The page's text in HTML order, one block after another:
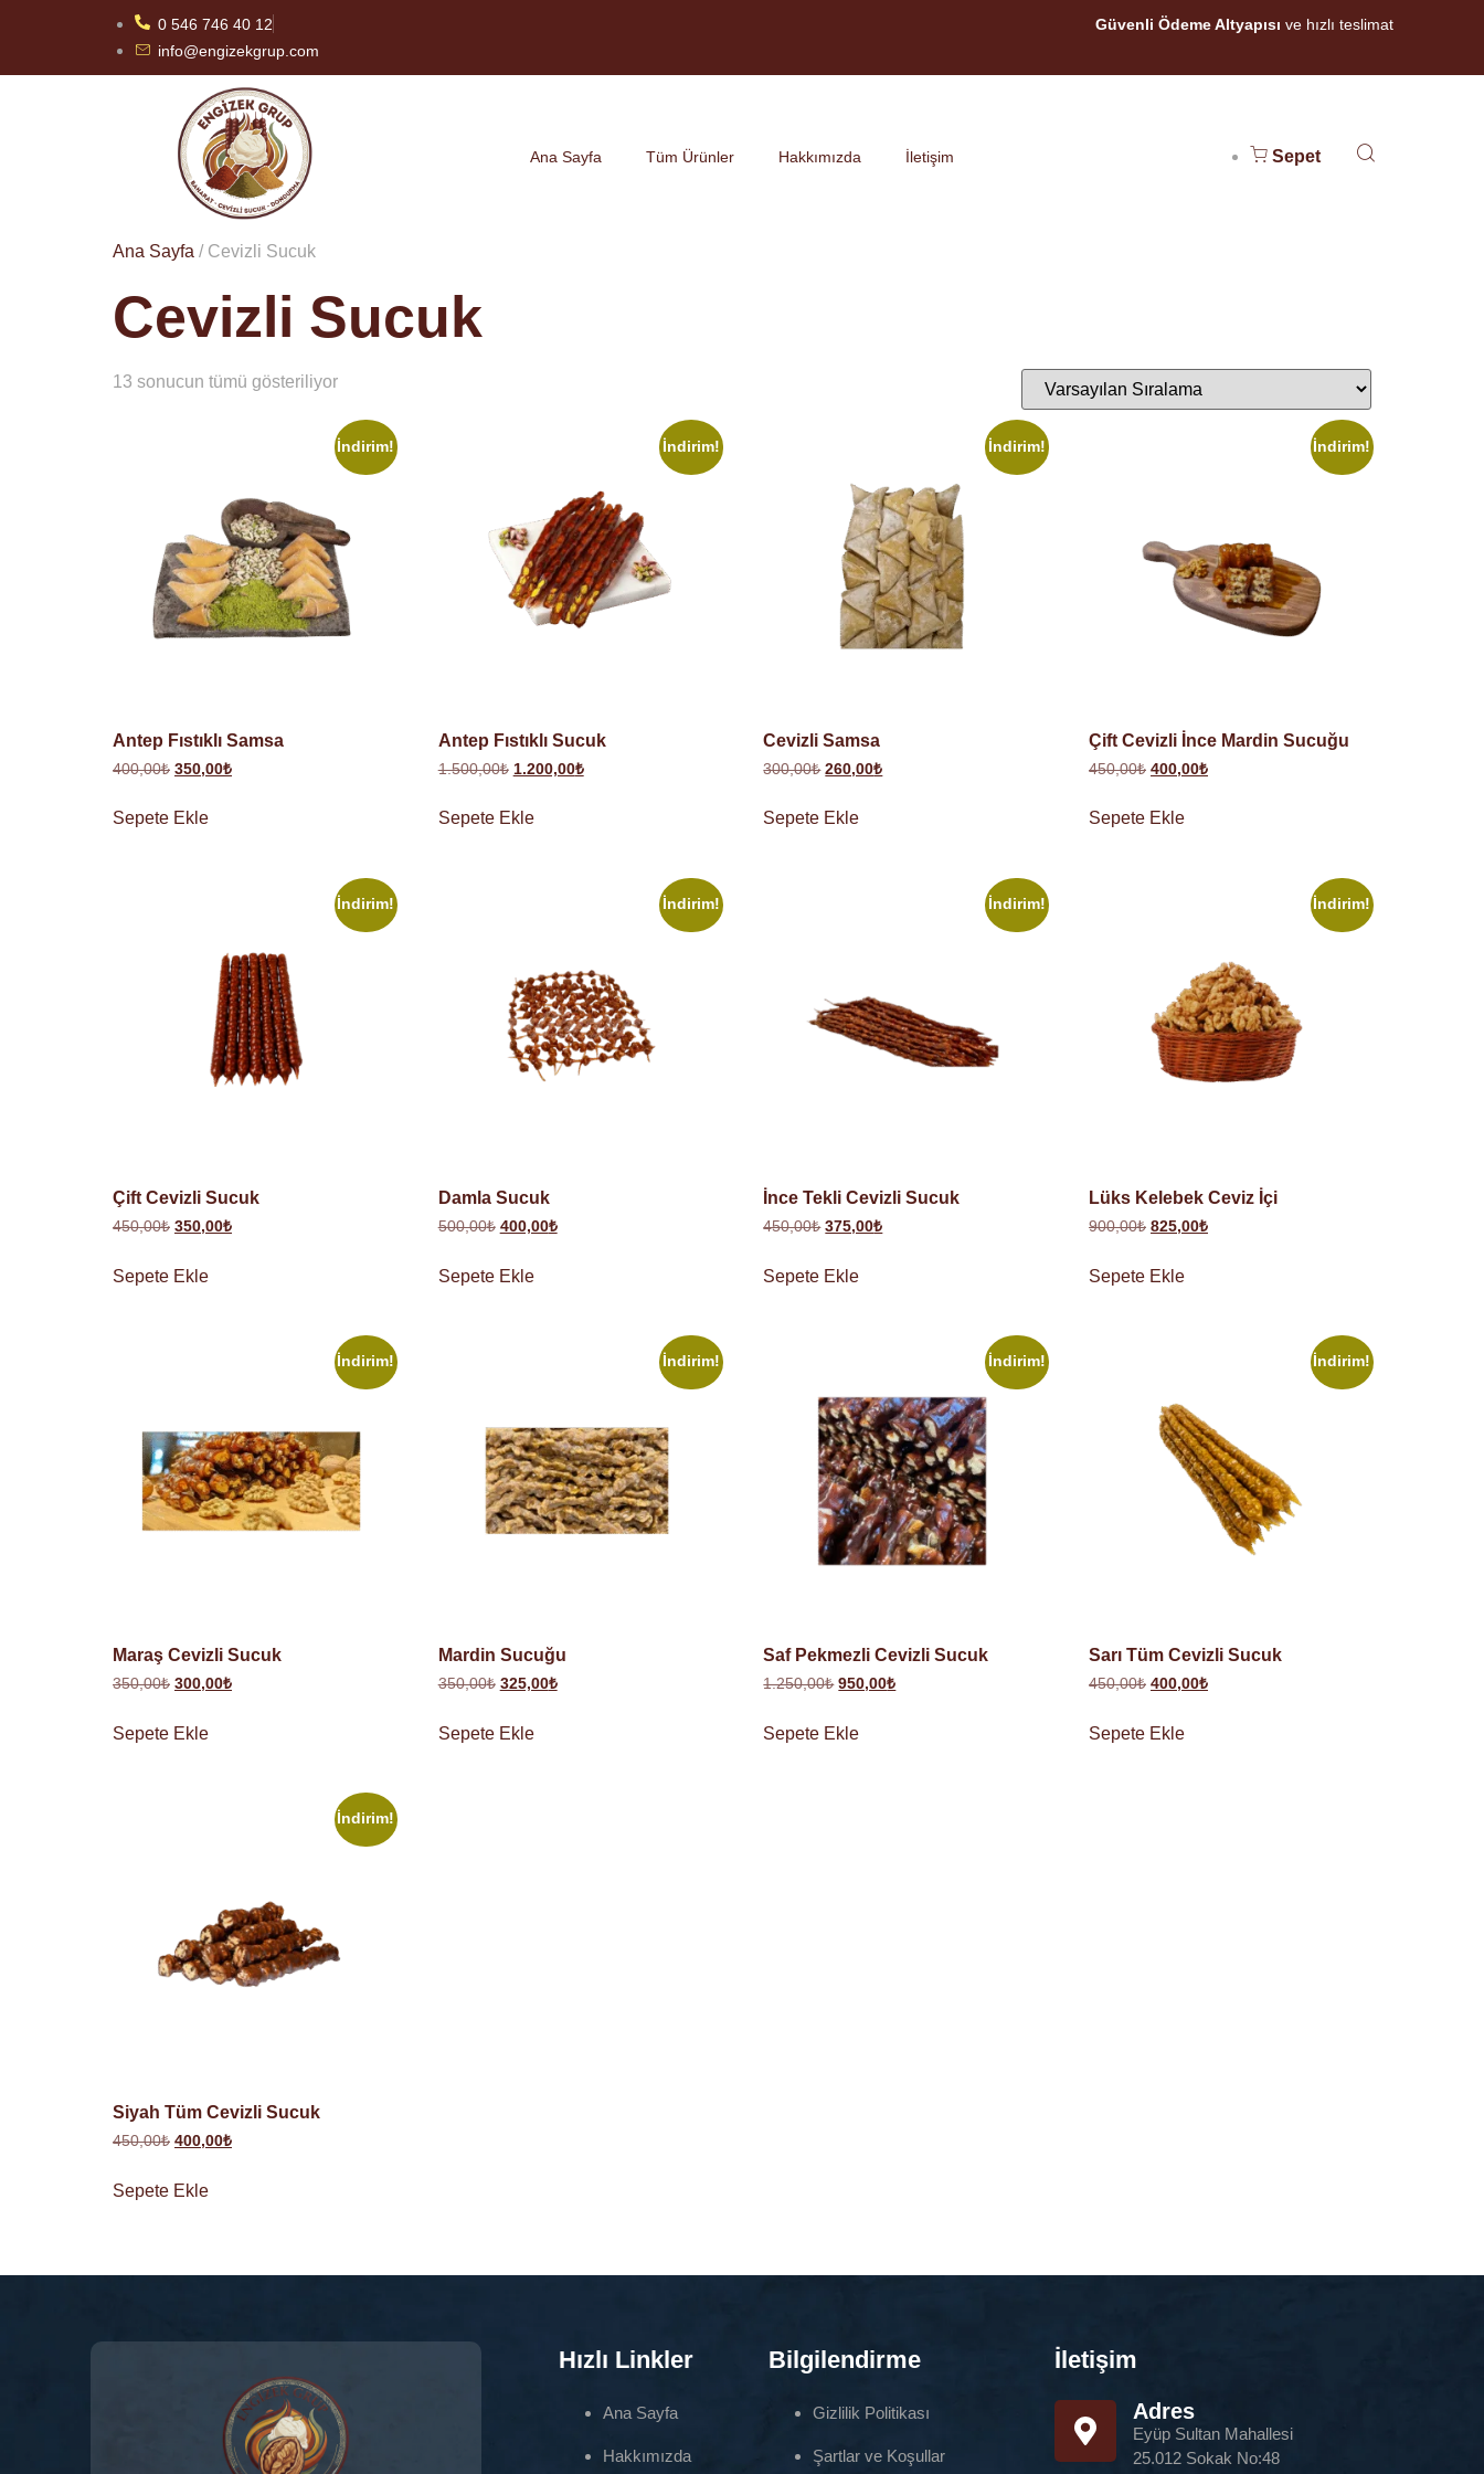
0 546 746 40 12
info@engizekgrup.com
Güvenli Ödeme Altyapısı ve hızlı teslimat
Ana Sayfa Tüm Ürünler Hakkımızda İletişim Sepet
Ana Sayfa / Cevizli Sucuk
Cevizli Sucuk
13 sonucun tümü gösteriliyor
İndirim!
Antep Fıstıklı Samsa
400,00₺ 350,00₺
Sepete Ekle
İndirim!
Antep Fıstıklı Sucuk
1.500,00₺ 1.200,00₺
Sepete Ekle
İndirim!
Cevizli Samsa
300,00₺ 260,00₺
Sepete Ekle
İndirim!
Çift Cevizli İnce Mardin Sucuğu
450,00₺ 400,00₺
Sepete Ekle
İndirim!
Çift Cevizli Sucuk
450,00₺ 350,00₺
Sepete Ekle
İndirim!
Damla Sucuk
500,00₺ 400,00₺
Sepete Ekle
İndirim!
İnce Tekli Cevizli Sucuk
450,00₺ 375,00₺
Sepete Ekle
İndirim!
Lüks Kelebek Ceviz İçi
900,00₺ 825,00₺
Sepete Ekle
İndirim!
Maraş Cevizli Sucuk
350,00₺ 300,00₺
Sepete Ekle
İndirim!
Mardin Sucuğu
350,00₺ 325,00₺
Sepete Ekle
İndirim!
Saf Pekmezli Cevizli Sucuk
1.250,00₺ 950,00₺
Sepete Ekle
İndirim!
Sarı Tüm Cevizli Sucuk
450,00₺ 400,00₺
Sepete Ekle
İndirim!
Siyah Tüm Cevizli Sucuk
450,00₺ 400,00₺
Sepete Ekle
Hızlı Linkler
Ana Sayfa
Hakkımızda
Bilgilendirme
Gizlilik Politikası
Şartlar ve Koşullar
İletişim
Adres
Eyüp Sultan Mahallesi
25.012 Sokak No:48